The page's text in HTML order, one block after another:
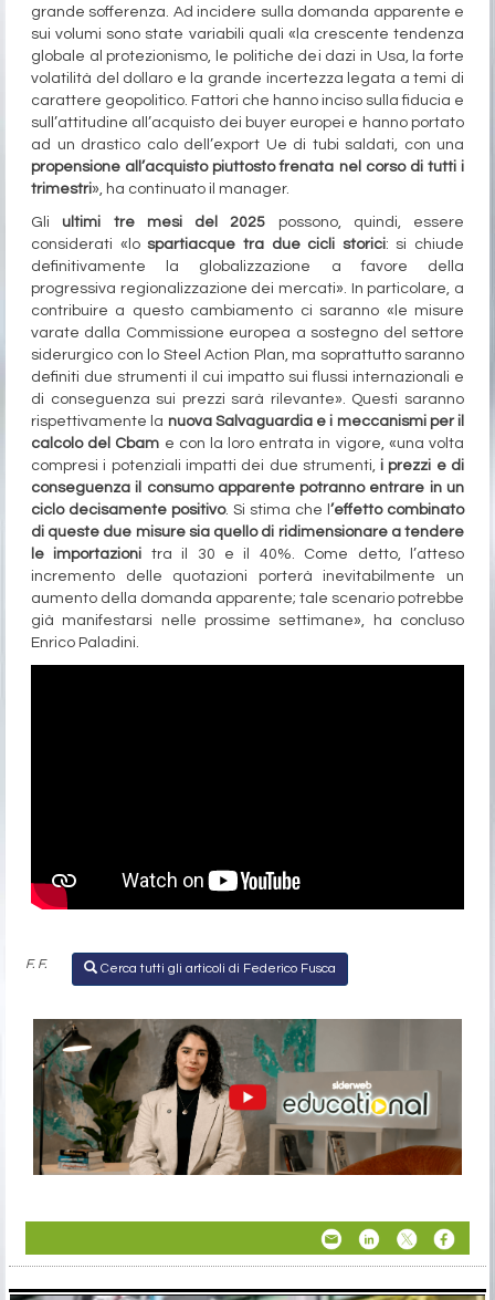
grande sofferenza. Ad incidere sulla domanda apparente e
sui volumi sono state variabili quali «la crescente tendenza
globale al protezionismo, le politiche dei dazi in Usa, la forte
volatilità del dollaro e la grande incertezza legata a temi di
carattere geopolitico. Fattori che hanno inciso sulla fiducia e
sull’attitudine all’acquisto dei buyer europei e hanno portato
ad un drastico calo dell’export Ue di tubi saldati, con una
propensione all’acquisto piuttosto frenata nel corso di tutti i
trimestri», ha continuato il manager.
Gli ultimi tre mesi del 2025
possono, quindi, essere
considerati «lospartiacque tra due cicli storici: si chiude
definitivamente la globalizzazione a favore della
progressiva regionalizzazione dei mercati». In particolare, a
contribuire a questo cambiamento ci saranno «le misure
varate dalla Commissione europea a sostegno del settore
siderurgico con lo Steel Action Plan, ma soprattutto saranno
definiti due strumenti il cui impatto sui flussi internazionali e
di conseguenza sui prezzi sarà rilevante». Questi saranno
rispettivamente la nuova Salvaguardia e i meccanismi per il
calcolo del Cbam e con la loro entrata in vigore, «una volta
compresi i potenziali impatti dei due strumenti, i prezzi e di
conseguenza il consumo apparente potranno entrare in un
ciclo decisamente positivo. Si stima che l ’effetto combinato
di queste due misure sia quello di ridimensionare a tendere
le importazioni tra il 30 e il 40%. Come detto, l’atteso
incremento delle quotazioni porterà inevitabilmente un
aumento della domanda apparente; tale scenario potrebbe
già manifestarsi nelle prossime settimane», ha concluso
Enrico Paladini.
F. F. Cerca tutti gli articoli di Federico Fusca